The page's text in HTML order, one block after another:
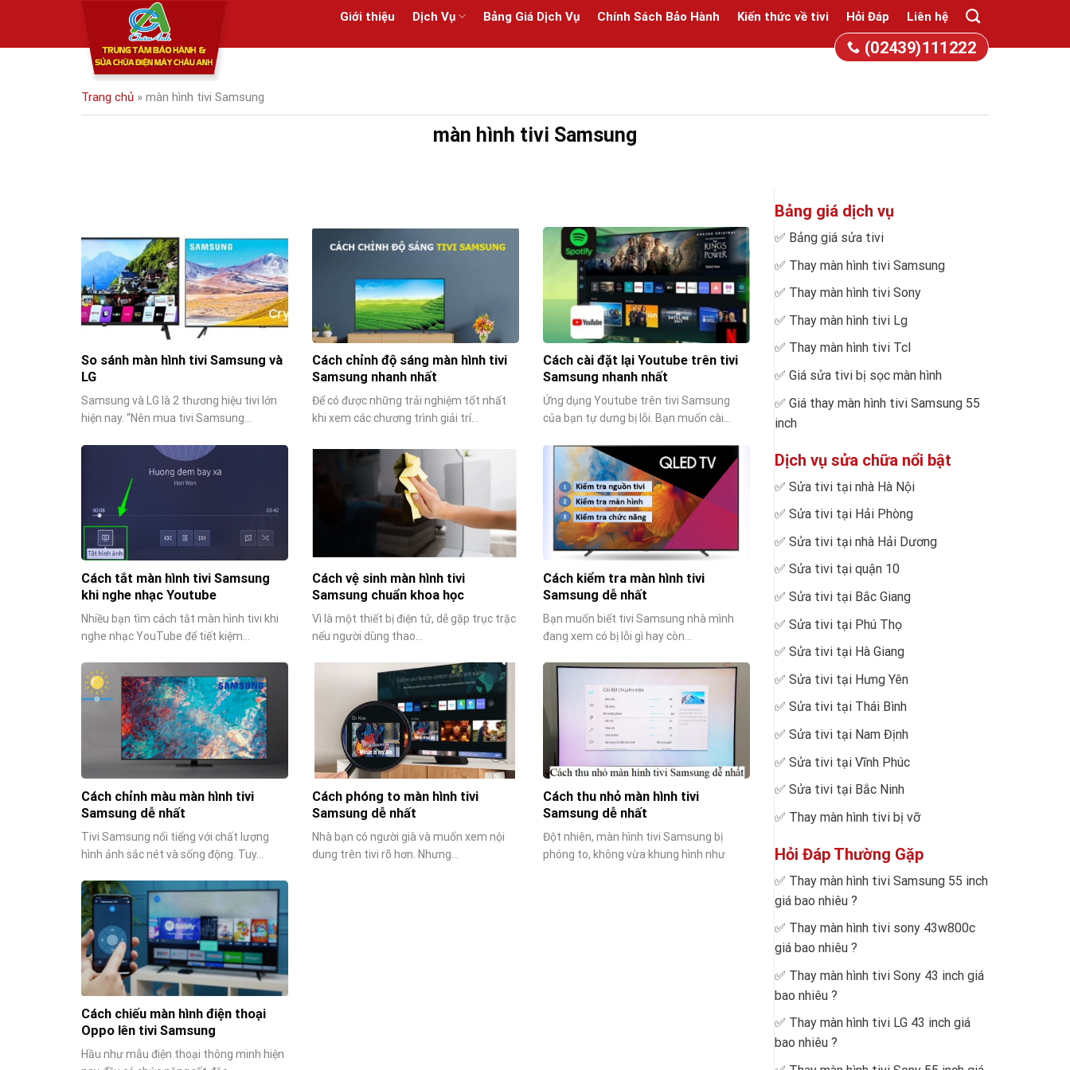
content
Giới thiệu Dịch Vụ Bảng Giá Dịch Vụ Chính Sách Bảo Hành Kiến thức về tivi Hỏi Đáp Liên hệ
(02439)111222
Trang chủ » màn hình tivi Samsung
màn hình tivi Samsung
So sánh màn hình tivi Samsung và
LG
Samsung và LG là 2 thương hiệu tivi lớn
hiện nay. “Nên mua tivi Samsung...
Cách chỉnh độ sáng màn hình tivi
Samsung nhanh nhất
Để có được những trải nghiệm tốt nhất
khi xem các chương trình giải trí...
Cách cài đặt lại Youtube trên tivi
Samsung nhanh nhất
Ứng dụng Youtube trên tivi Samsung
của bạn tự dưng bị lỗi. Bạn muốn cài...
Cách tắt màn hình tivi Samsung
khi nghe nhạc Youtube
Nhiều bạn tìm cách tắt màn hình tivi khi
nghe nhạc YouTube để tiết kiệm...
Cách vệ sinh màn hình tivi
Samsung chuẩn khoa học
Vì là một thiết bị điện tử, dễ gặp trục trặc
nếu người dùng thao...
Cách kiểm tra màn hình tivi
Samsung dễ nhất
Bạn muốn biết tivi Samsung nhà mình
đang xem có bị lỗi gì hay còn...
Cách chỉnh màu màn hình tivi
Samsung dễ nhất
Tivi Samsung nổi tiếng với chất lượng
hình ảnh sắc nét và sống động. Tuy...
Cách phóng to màn hình tivi
Samsung dễ nhất
Nhà bạn có người già và muốn xem nội
dung trên tivi rõ hơn. Nhưng...
Cách thu nhỏ màn hình tivi
Samsung dễ nhất
Đột nhiên, màn hình tivi Samsung bị
phóng to, không vừa khung hình như
Cách chiếu màn hình điện thoại
Oppo lên tivi Samsung
Hầu như mẫu điện thoại thông minh hiện
Bảng giá dịch vụ
✅ Bảng giá sửa tivi
✅ Thay màn hình tivi Samsung
✅ Thay màn hình tivi Sony
✅ Thay màn hình tivi Lg
✅ Thay màn hình tivi Tcl
✅ Giá sửa tivi bị sọc màn hình
✅ Giá thay màn hình tivi Samsung 55
inch
Dịch vụ sửa chữa nổi bật
✅ Sửa tivi tại nhà Hà Nội
✅ Sửa tivi tại Hải Phòng
✅ Sửa tivi tại nhà Hải Dương
✅ Sửa tivi tại quận 10
✅ Sửa tivi tại Bắc Giang
✅ Sửa tivi tại Phú Thọ
✅ Sửa tivi tại Hà Giang
✅ Sửa tivi tại Hưng Yên
✅ Sửa tivi tại Thái Bình
✅ Sửa tivi tại Nam Định
✅ Sửa tivi tại Vĩnh Phúc
✅ Sửa tivi tại Bắc Ninh
✅ Thay màn hình tivi bị vỡ
Hỏi Đáp Thường Gặp
✅ Thay màn hình tivi Samsung 55 inch
giá bao nhiêu ?
✅ Thay màn hình tivi sony 43w800c
giá bao nhiêu ?
✅ Thay màn hình tivi Sony 43 inch giá
bao nhiêu ?
✅ Thay màn hình tivi LG 43 inch giá
bao nhiêu ?